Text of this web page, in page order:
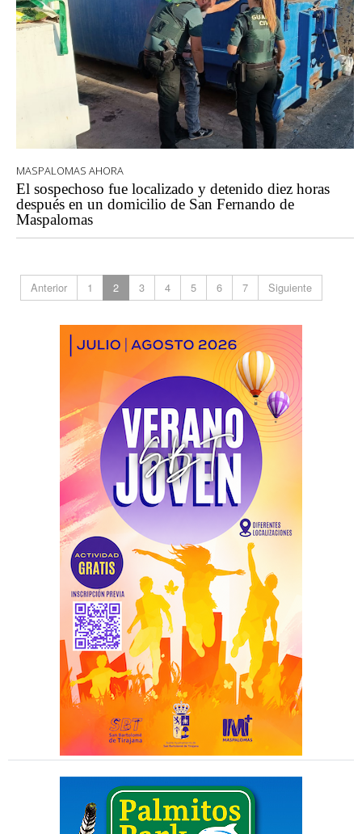
MASPALOMAS AHORA
El sospechoso fue localizado y detenido diez horas
después en un domicilio de San Fernando de
Maspalomas
Anterior 1 2 3 4 5 6 7 Siguiente